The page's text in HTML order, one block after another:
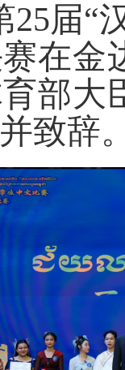
25届“
在金
部大
致辞